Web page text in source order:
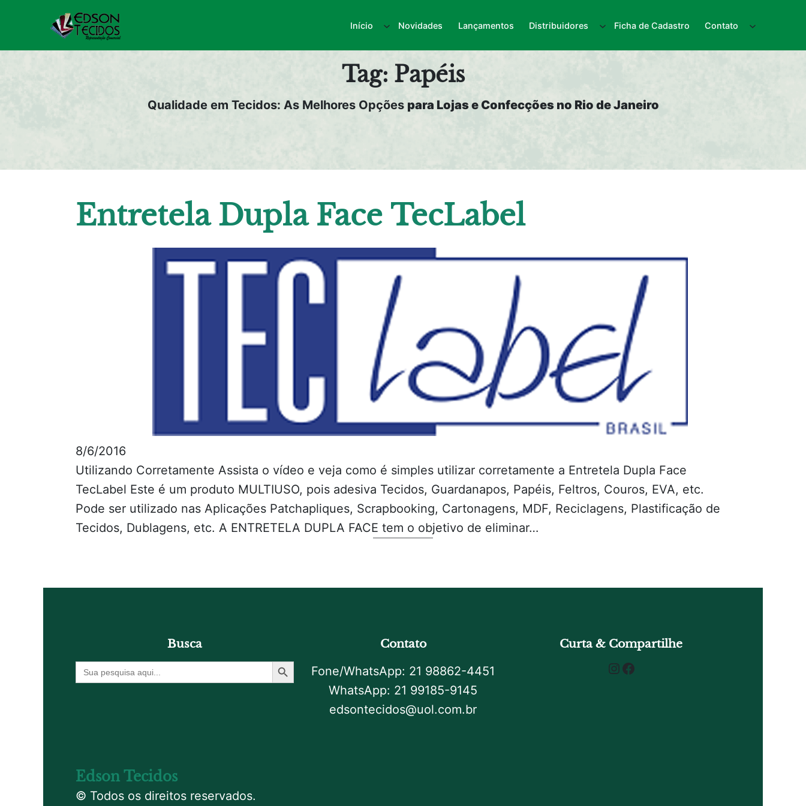
o
Início Novidades Lançamentos Distribuidores Ficha de Cadastro Contato
Tag: Papéis
Qualidade em Tecidos: As Melhores Opções para Lojas e Confecções no Rio de Janeiro
Entretela Dupla Face TecLabel
8/6/2016
Utilizando Corretamente Assista o vídeo e veja como é simples utilizar corretamente a Entretela Dupla Face
TecLabel Este é um produto MULTIUSO, pois adesiva Tecidos, Guardanapos, Papéis, Feltros, Couros, EVA, etc.
Pode ser utilizado nas Aplicações Patchapliques, Scrapbooking, Cartonagens, MDF, Reciclagens, Plastificação de
Tecidos, Dublagens, etc. A ENTRETELA DUPLA FACE tem o objetivo de eliminar…
Busca
Procurar
por:
Botão De Pesquisa
Contato
Fone/WhatsApp: 21 98862-4451
WhatsApp: 21 99185-9145
edsontecidos@uol.com.br
Curta & Compartilhe
Instagram Facebook
Edson Tecidos
© Todos os direitos reservados.